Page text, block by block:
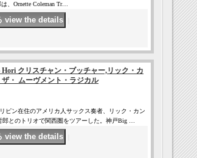
、Ornette Coleman Tr…
クリスチャン・ブッチャー,リック・カ
・ ムーヴメント・ラジカル
ン在住のアメリカ人サックス奏者、リック・カン
郎とのトリオで関西圏をツアーした。神戸Big …